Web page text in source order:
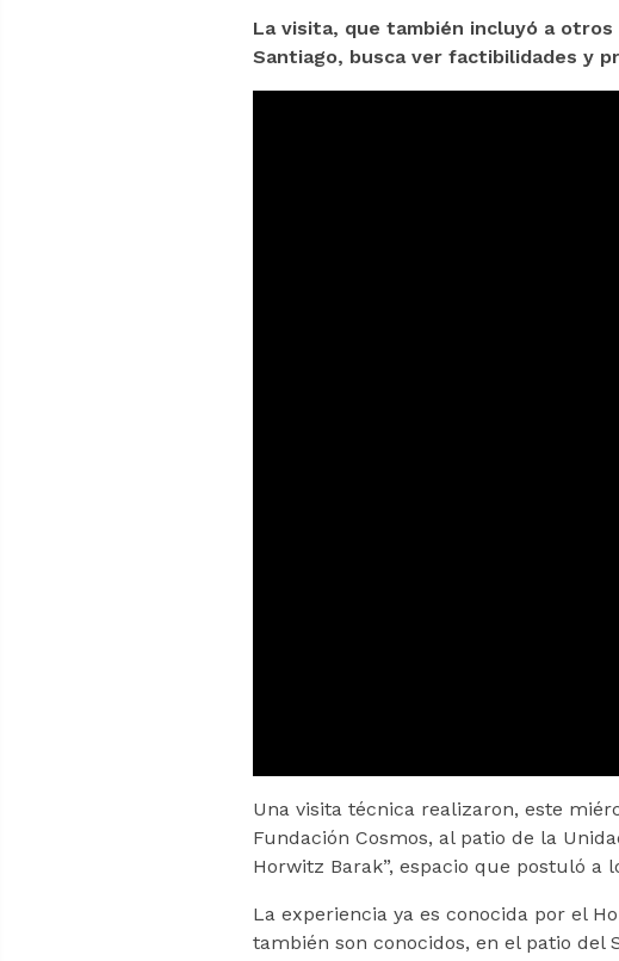
La visita, que también incluyó a
Santiago, busca ver factibilidades y
Una visita técnica realizaron, este
Fundación Cosmos, al patio de la
Horwitz Barak”, espacio que postuló
La experiencia ya es conocida por el
también son conocidos, en el patio del